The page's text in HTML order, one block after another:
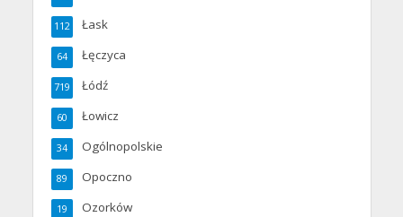
Łask
112
Łęczyca
64
Łódź
719
Łowicz
60
Ogólnopolskie
34
Opoczno
89
Ozorków
19